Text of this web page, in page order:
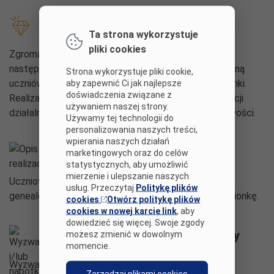
Zgromadzone i opracowane materiały zostaną dla
następnych pokoleń. Włączą w działalność promocyjną
uczniów, rodziców i pozostałych mieszkańców Jasionki.
Realizacja projektu będzie okazją do twórczej promocji
działalności uczniów, szkoły, a także naszej miejscowości.
Opis realizacji
Uczniowie wykonali broszurki informacyjne, drzewa
genealogiczne oraz parce plastyczne promujące Jasionkę.
Wyzwania i/lub napotkane problemy
Wyzwaniem był czas oraz pogoda.
Ta strona wykorzystuje
pliki cookies
Strona wykorzystuje pliki cookie,
aby zapewnić Ci jak najlepsze
doświadczenia związane z
używaniem naszej strony.
Używamy tej technologii do
personalizowania naszych treści,
wpierania naszych działań
marketingowych oraz do celów
statystycznych, aby umożliwić
mierzenie i ulepszanie naszych
usług. Przeczytaj Politykę plików
cookies
Otwórz politykę plików
cookies w nowej karcie link , aby
dowiedzieć się więcej. Swoje zgody
możesz zmienić w dowolnym
momencie.